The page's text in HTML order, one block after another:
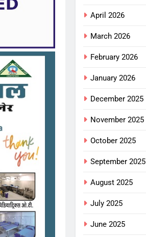
April 2026
March 2026
February 2026
January 2026
December 2025
November 2025
October 2025
September 2025
August 2025
July 2025
June 2025